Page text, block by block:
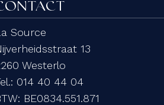
Source
13
Westerlo
014 40 44 04
BE0834.551.871